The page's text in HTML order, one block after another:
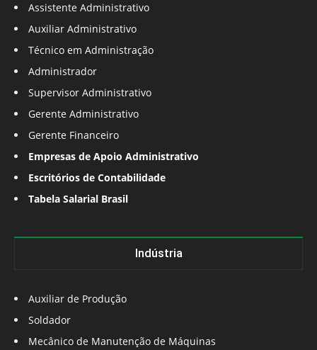
Assistente Administrativo
Auxiliar Administrativo
Técnico em Administração
Administrador
Supervisor Administrativo
Gerente Administrativo
Gerente Financeiro
Empresas de Apoio Administrativo
Escritórios de Contabilidade
Tabela Salarial Brasil
Indústria
Auxiliar de Produção
Soldador
Mecânico de Manutenção de Máquinas